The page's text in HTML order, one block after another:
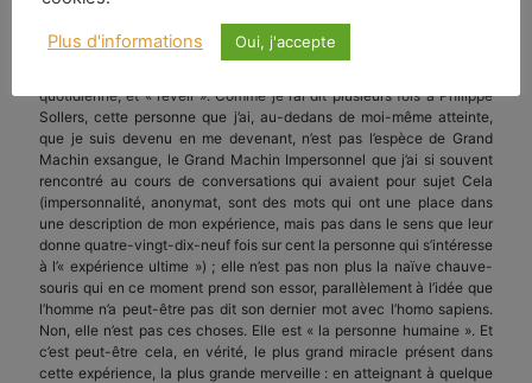
que, n’ayant pas l’« ultime expérience », connaissant par ouï-dire ce
moi mystérieux de qui elle est l’avènement, les gens se figurent qu’il
a perdu la qualité humaine. Alors, tout naturellement, ils sont amenés
quotidienne, et « l’éveil ». Comme je l’ai dit plusieurs fois à Philippe
Sollers, cette personne que j’ai, au-dedans de moi-même atteinte,
que je suis devenu en me devenant, n’est pas l’espèce de Grand
Machin exsangue, le Grand Machin Impersonnel que j’ai si souvent
rencontré au cours de conversations qui avaient pour sujet Cela
(impersonnalité, anonymat, sont des mots qui ont une place dans
une description de mon expérience, mais pas dans le sens que leur
donne quatre-vingt-dix-neuf fois sur cent la personne qui s’intéresse
à l’« expérience ultime ») ; elle n’est pas non plus la naïve chauve-
souris qui en ce moment prend son essor, parallèlement à l’idée que
l’homme n’a peut-être pas dit son dernier mot avec l’homo sapiens.
Non, elle n’est pas ces choses. Elle est « la personne humaine ». Et
c’est peut-être cela, en vérité, le plus grand miracle présent dans
cette expérience, la plus grande merveille : en atteignant à quelque
Plus d'informations Oui, j'accepte